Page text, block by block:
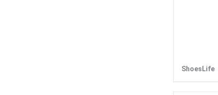
ShoesLife